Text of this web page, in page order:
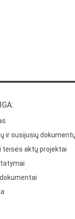
ir susijusių
teisės aktų projektai